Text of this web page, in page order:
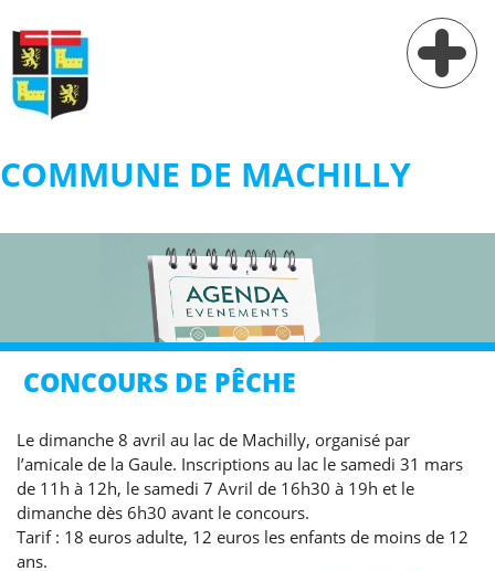
COMMUNE DE MACHILLY
Vie pratique
Services
Village
Contact
CONCOURS DE PÊCHE
Le dimanche 8 avril au lac de Machilly, organisé par
l’amicale de la Gaule. Inscriptions au lac le samedi 31 mars
de 11h à 12h, le samedi 7 Avril de 16h30 à 19h et le
dimanche dès 6h30 avant le concours.
Tarif : 18 euros adulte, 12 euros les enfants de moins de 12
ans.